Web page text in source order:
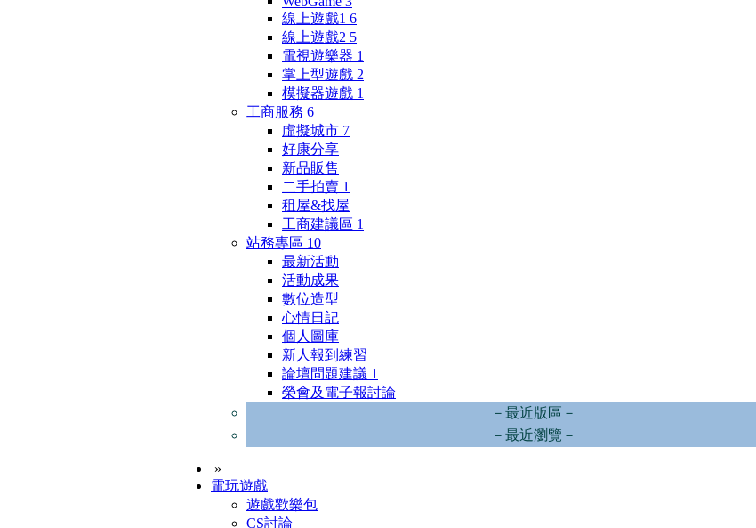
線上遊戲1 6
線上遊戲2 5
電視遊樂器 1
掌上型遊戲 2
模擬器遊戲 1
工商服務 6
虛擬城市 7
好康分享
新品販售
二手拍賣 1
租屋&找屋
工商建議區 1
站務專區 10
最新活動
活動成果
數位造型
心情日記
個人圖庫
新人報到練習
論壇問題建議 1
榮會及電子報討論
－最近版區－
－最近瀏覽－
»
電玩遊戲
遊戲歡樂包
CS討論